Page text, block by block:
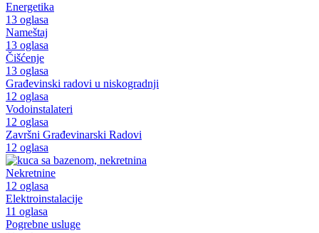
Energetika
13 oglasa
Nameštaj
13 oglasa
Čišćenje
13 oglasa
Građevinski radovi u niskogradnji
12 oglasa
Vodoinstalateri
12 oglasa
Završni Građevinarski Radovi
12 oglasa
Nekretnine
12 oglasa
Elektroinstalacije
11 oglasa
Pogrebne usluge